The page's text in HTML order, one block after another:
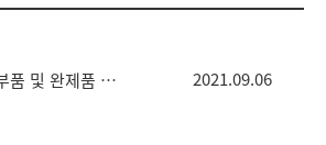
XR디바이스 핵심부품 및 완제품 상용화 제작 기업지원 사업 공고문
2021.09.06